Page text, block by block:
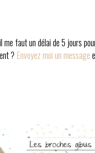
faut un délai de 5 jours
? Envoyez moi un message